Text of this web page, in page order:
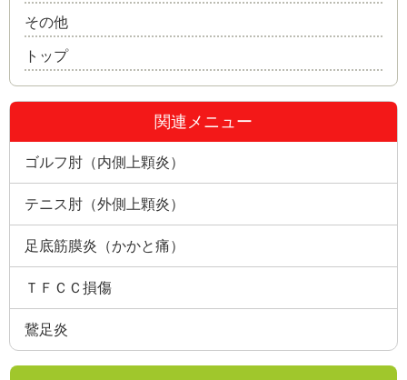
その他
トップ
関連メニュー
ゴルフ肘（内側上顆炎）
テニス肘（外側上顆炎）
足底筋膜炎（かかと痛）
ＴＦＣＣ損傷
鵞足炎